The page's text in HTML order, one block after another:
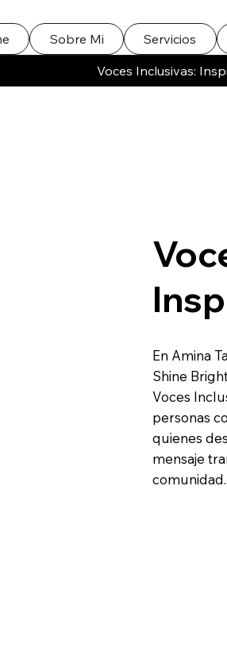
Sobre Mi Servicios
Voces Inclusivas:
En Amina
Shine
Voces
personas
quienes
mensaje
comunidad.